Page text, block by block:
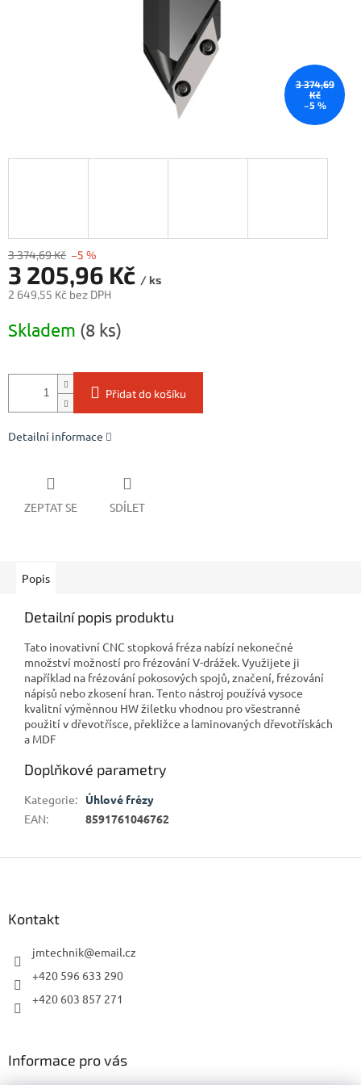
3 374,69
Kč
–5 %
3 374,69 Kč –5 %
3 205,96 Kč / ks
2 649,55 Kč bez DPH
cena:
Skladem (8 ks)
Přidat do košíku
Detailní informace
ZEPTAT SE SDÍLET
Popis
Detailní popis produktu
Tato inovativní CNC stopková fréza nabízí nekonečné
množství možností pro frézování V-drážek. Využijete ji
například na frézování pokosových spojů, značení, frézování
nápisů nebo zkosení hran. Tento nástroj používá vysoce
kvalitní výměnnou HW žiletku vhodnou pro všestranné
použití v dřevotřísce, překližce a laminovaných dřevotřískách
a MDF
Doplňkové parametry
Kategorie:
Úhlové frézy
EAN: 8591761046762
Kontakt
jmtechnik@email.cz
+420 596 633 290
+420 603 857 271
Informace pro vás